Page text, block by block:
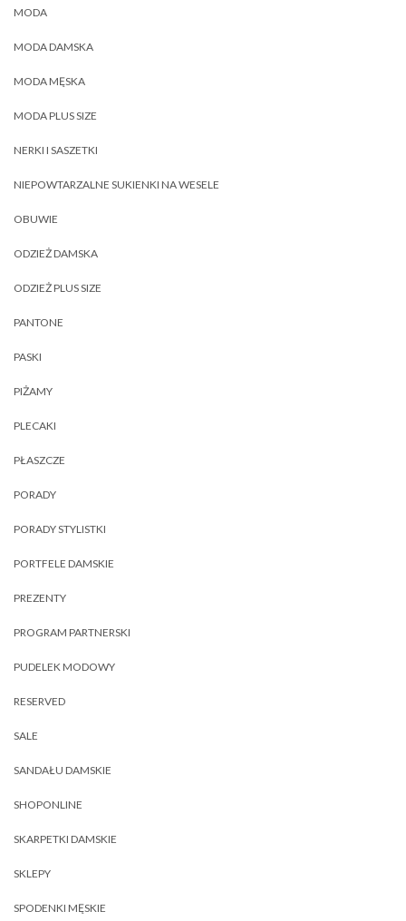
MODA
MODA DAMSKA
MODA MĘSKA
MODA PLUS SIZE
NERKI I SASZETKI
NIEPOWTARZALNE SUKIENKI NA WESELE
OBUWIE
ODZIEŻ DAMSKA
ODZIEŻ PLUS SIZE
PANTONE
PASKI
PIŻAMY
PLECAKI
PŁASZCZE
PORADY
PORADY STYLISTKI
PORTFELE DAMSKIE
PREZENTY
PROGRAM PARTNERSKI
PUDELEK MODOWY
RESERVED
SALE
SANDAŁU DAMSKIE
SHOPONLINE
SKARPETKI DAMSKIE
SKLEPY
SPODENKI MĘSKIE